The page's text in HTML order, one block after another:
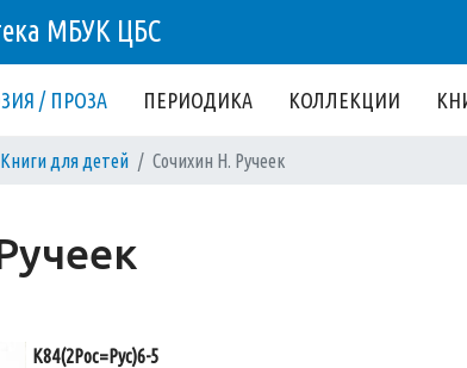
МБУК ЦБС
/ ПРОЗА ПЕРИОДИКА КОЛЛЕКЦИИ
Книги для детей Сочихин Н. Ручеек
К84(2Рос=Рус)6-5